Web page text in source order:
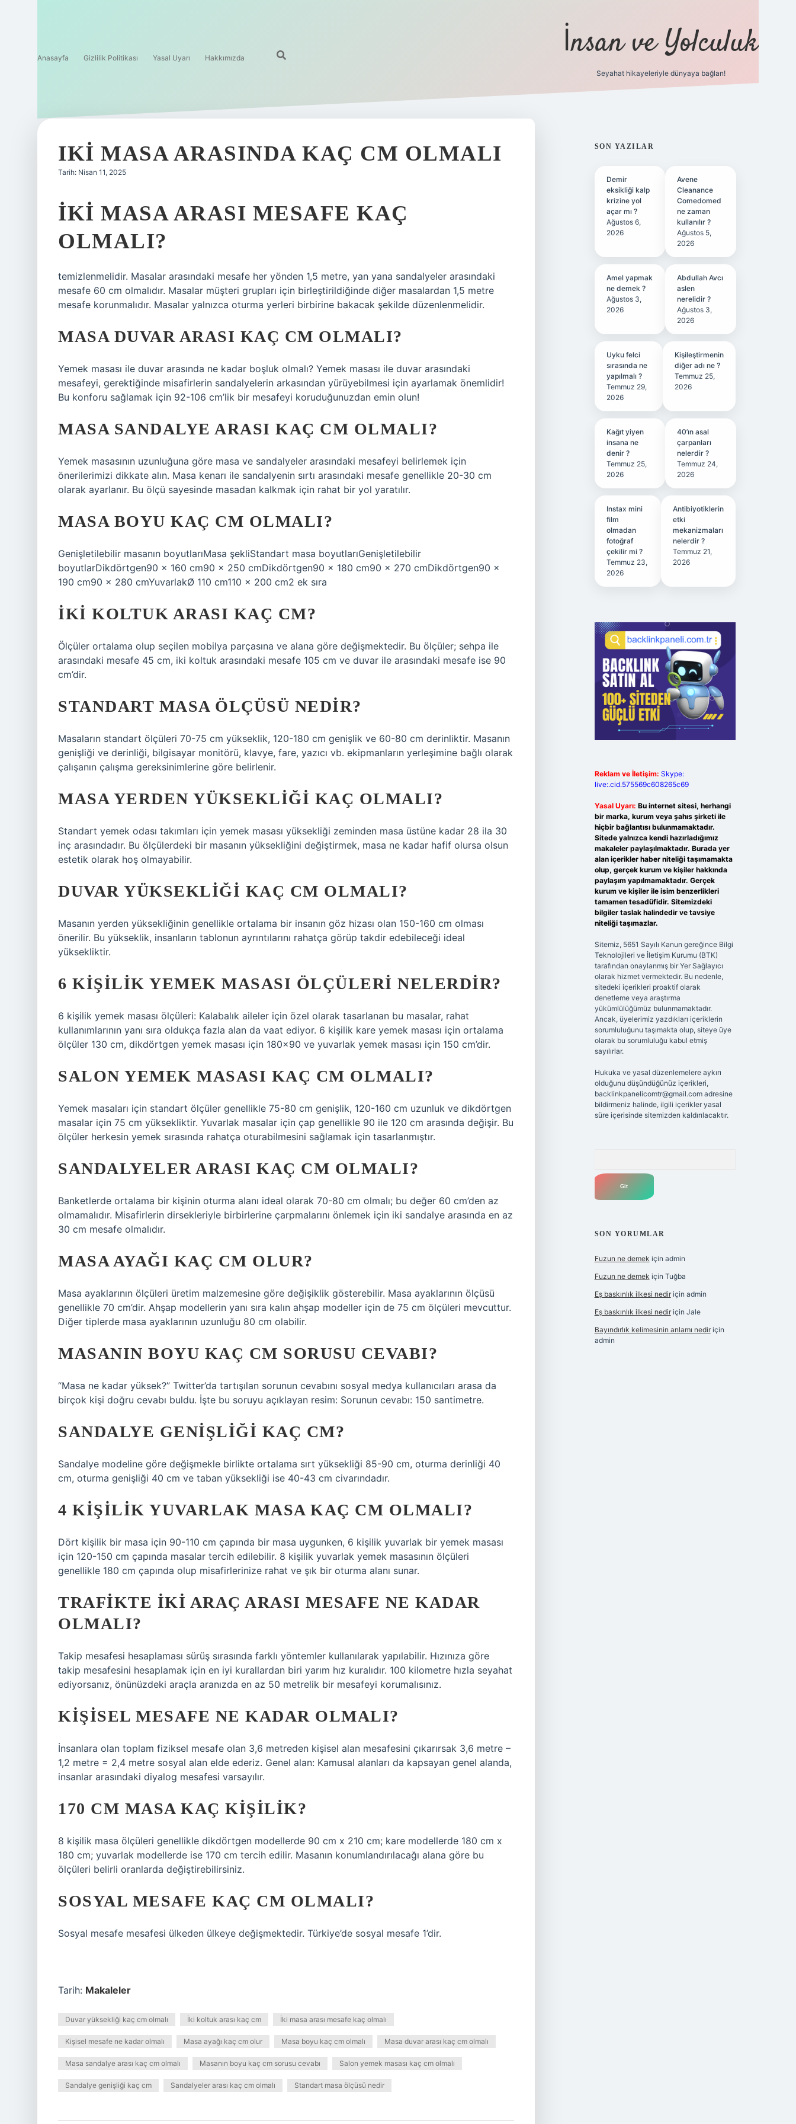
Anasayfa Gizlilik Politikası Yasal Uyarı Hakkımızda İnsan ve Yolculuk
Seyahat hikayeleriyle dünyaya bağlan!
IKI MASA ARASINDA KAÇ CM OLMALI
Tarih: Nisan 11, 2025
İKI MASA ARASI MESAFE KAÇ
OLMALI?
temizlenmelidir. Masalar arasındaki mesafe her yönden 1,5 metre, yan yana sandalyeler arasındaki
mesafe 60 cm olmalıdır. Masalar müşteri grupları için birleştirildiğinde diğer masalardan 1,5 metre
mesafe korunmalıdır. Masalar yalnızca oturma yerleri birbirine bakacak şekilde düzenlenmelidir.
MASA DUVAR ARASI KAÇ CM OLMALI?
Yemek masası ile duvar arasında ne kadar boşluk olmalı? Yemek masası ile duvar arasındaki
mesafeyi, gerektiğinde misafirlerin sandalyelerin arkasından yürüyebilmesi için ayarlamak önemlidir!
Bu konforu sağlamak için 92-106 cm’lik bir mesafeyi koruduğunuzdan emin olun!
MASA SANDALYE ARASI KAÇ CM OLMALI?
Yemek masasının uzunluğuna göre masa ve sandalyeler arasındaki mesafeyi belirlemek için
önerilerimizi dikkate alın. Masa kenarı ile sandalyenin sırtı arasındaki mesafe genellikle 20-30 cm
olarak ayarlanır. Bu ölçü sayesinde masadan kalkmak için rahat bir yol yaratılır.
MASA BOYU KAÇ CM OLMALI?
Genişletilebilir masanın boyutlarıMasa şekliStandart masa boyutlarıGenişletilebilir
boyutlarDikdörtgen90 x 160 cm90 x 250 cmDikdörtgen90 x 180 cm90 x 270 cmDikdörtgen90 x
190 cm90 x 280 cmYuvarlakØ 110 cm110 x 200 cm2 ek sıra
İKI KOLTUK ARASI KAÇ CM?
Ölçüler ortalama olup seçilen mobilya parçasına ve alana göre değişmektedir. Bu ölçüler; sehpa ile
arasındaki mesafe 45 cm, iki koltuk arasındaki mesafe 105 cm ve duvar ile arasındaki mesafe ise 90
cm’dir.
STANDART MASA ÖLÇÜSÜ NEDIR?
Masaların standart ölçüleri 70-75 cm yükseklik, 120-180 cm genişlik ve 60-80 cm derinliktir. Masanın
genişliği ve derinliği, bilgisayar monitörü, klavye, fare, yazıcı vb. ekipmanların yerleşimine bağlı olarak
çalışanın çalışma gereksinimlerine göre belirlenir.
MASA YERDEN YÜKSEKLIĞI KAÇ OLMALI?
Standart yemek odası takımları için yemek masası yüksekliği zeminden masa üstüne kadar 28 ila 30
inç arasındadır. Bu ölçülerdeki bir masanın yüksekliğini değiştirmek, masa ne kadar hafif olursa olsun
estetik olarak hoş olmayabilir.
DUVAR YÜKSEKLIĞI KAÇ CM OLMALI?
Masanın yerden yüksekliğinin genellikle ortalama bir insanın göz hizası olan 150-160 cm olması
önerilir. Bu yükseklik, insanların tablonun ayrıntılarını rahatça görüp takdir edebileceği ideal
yüksekliktir.
6 KIŞILIK YEMEK MASASI ÖLÇÜLERI NELERDIR?
6 kişilik yemek masası ölçüleri: Kalabalık aileler için özel olarak tasarlanan bu masalar, rahat
kullanımlarının yanı sıra oldukça fazla alan da vaat ediyor. 6 kişilik kare yemek masası için ortalama
ölçüler 130 cm, dikdörtgen yemek masası için 180×90 ve yuvarlak yemek masası için 150 cm’dir.
SALON YEMEK MASASI KAÇ CM OLMALI?
Yemek masaları için standart ölçüler genellikle 75-80 cm genişlik, 120-160 cm uzunluk ve dikdörtgen
masalar için 75 cm yüksekliktir. Yuvarlak masalar için çap genellikle 90 ile 120 cm arasında değişir. Bu
ölçüler herkesin yemek sırasında rahatça oturabilmesini sağlamak için tasarlanmıştır.
SANDALYELER ARASI KAÇ CM OLMALI?
Banketlerde ortalama bir kişinin oturma alanı ideal olarak 70-80 cm olmalı; bu değer 60 cm’den az
olmamalıdır. Misafirlerin dirsekleriyle birbirlerine çarpmalarını önlemek için iki sandalye arasında en az
30 cm mesafe olmalıdır.
MASA AYAĞI KAÇ CM OLUR?
Masa ayaklarının ölçüleri üretim malzemesine göre değişiklik gösterebilir. Masa ayaklarının ölçüsü
genellikle 70 cm’dir. Ahşap modellerin yanı sıra kalın ahşap modeller için de 75 cm ölçüleri mevcuttur.
Diğer tiplerde masa ayaklarının uzunluğu 80 cm olabilir.
MASANIN BOYU KAÇ CM SORUSU CEVABI?
“Masa ne kadar yüksek?” Twitter’da tartışılan sorunun cevabını sosyal medya kullanıcıları arasa da
birçok kişi doğru cevabı buldu. İşte bu soruyu açıklayan resim: Sorunun cevabı: 150 santimetre.
SANDALYE GENIŞLIĞI KAÇ CM?
Sandalye modeline göre değişmekle birlikte ortalama sırt yüksekliği 85-90 cm, oturma derinliği 40
cm, oturma genişliği 40 cm ve taban yüksekliği ise 40-43 cm civarındadır.
4 KIŞILIK YUVARLAK MASA KAÇ CM OLMALI?
Dört kişilik bir masa için 90-110 cm çapında bir masa uygunken, 6 kişilik yuvarlak bir yemek masası
için 120-150 cm çapında masalar tercih edilebilir. 8 kişilik yuvarlak yemek masasının ölçüleri
genellikle 180 cm çapında olup misafirlerinize rahat ve şık bir oturma alanı sunar.
TRAFIKTE IKI ARAÇ ARASI MESAFE NE KADAR
OLMALI?
Takip mesafesi hesaplaması sürüş sırasında farklı yöntemler kullanılarak yapılabilir. Hızınıza göre
takip mesafesini hesaplamak için en iyi kurallardan biri yarım hız kuralıdır. 100 kilometre hızla seyahat
ediyorsanız, önünüzdeki araçla aranızda en az 50 metrelik bir mesafeyi korumalısınız.
KIŞISEL MESAFE NE KADAR OLMALI?
İnsanlara olan toplam fiziksel mesafe olan 3,6 metreden kişisel alan mesafesini çıkarırsak 3,6 metre –
1,2 metre = 2,4 metre sosyal alan elde ederiz. Genel alan: Kamusal alanları da kapsayan genel alanda,
insanlar arasındaki diyalog mesafesi varsayılır.
170 CM MASA KAÇ KIŞILIK?
8 kişilik masa ölçüleri genellikle dikdörtgen modellerde 90 cm x 210 cm; kare modellerde 180 cm x
180 cm; yuvarlak modellerde ise 170 cm tercih edilir. Masanın konumlandırılacağı alana göre bu
ölçüleri belirli oranlarda değiştirebilirsiniz.
SOSYAL MESAFE KAÇ CM OLMALI?
Sosyal mesafe mesafesi ülkeden ülkeye değişmektedir. Türkiye’de sosyal mesafe 1’dir.
Tarih: Makaleler
Duvar yüksekliği kaç cm olmalı İki koltuk arası kaç cm İki masa arası mesafe kaç olmalı
Kişisel mesafe ne kadar olmalı Masa ayağı kaç cm olur Masa boyu kaç cm olmalı Masa duvar arası kaç cm olmalı
Masa sandalye arası kaç cm olmalı Masanın boyu kaç cm sorusu cevabı Salon yemek masası kaç cm olmalı
Sandalye genişliği kaç cm Sandalyeler arası kaç cm olmalı Standart masa ölçüsü nedir
SIDEBAR
SON YAZILAR
Demir
eksikliği kalp
krizine yol
açar mı ?
Ağustos 6,
2026
Avene
Cleanance
Comedomed
ne zaman
kullanılır ?
Ağustos 5,
2026
Amel yapmak
ne demek ?
Ağustos 3,
2026
Abdullah Avcı
aslen
nerelidir ?
Ağustos 3,
2026
Uyku felci
sırasında ne
yapılmalı ?
Temmuz 29,
2026
Kişileştirmenin
diğer adı ne ?
Temmuz 25,
2026
Kağıt yiyen
insana ne
denir ?
Temmuz 25,
2026
40’ın asal
çarpanları
nelerdir ?
Temmuz 24,
2026
Instax mini
film
olmadan
fotoğraf
çekilir mi ?
Temmuz 23,
2026
Antibiyotiklerin
etki
mekanizmaları
nelerdir ?
Temmuz 21,
2026
Reklam ve İletişim: Skype:
live:.cid.575569c608265c69
Yasal Uyarı: Bu internet sitesi, herhangi
bir marka, kurum veya şahıs şirketi ile
hiçbir bağlantısı bulunmamaktadır.
Sitede yalnızca kendi hazırladığımız
makaleler paylaşılmaktadır. Burada yer
alan içerikler haber niteliği taşımamakta
olup, gerçek kurum ve kişiler hakkında
paylaşım yapılmamaktadır. Gerçek
kurum ve kişiler ile isim benzerlikleri
tamamen tesadüfidir. Sitemizdeki
bilgiler taslak halindedir ve tavsiye
niteliği taşımazlar.
Sitemiz, 5651 Sayılı Kanun gereğince Bilgi
Teknolojileri ve İletişim Kurumu (BTK)
tarafından onaylanmış bir Yer Sağlayıcı
olarak hizmet vermektedir. Bu nedenle,
sitedeki içerikleri proaktif olarak
denetleme veya araştırma
yükümlülüğümüz bulunmamaktadır.
Ancak, üyelerimiz yazdıkları içeriklerin
sorumluluğunu taşımakta olup, siteye üye
olarak bu sorumluluğu kabul etmiş
sayılırlar.
Hukuka ve yasal düzenlemelere aykırı
olduğunu düşündüğünüz içerikleri,
backlinkpanelicomtr@gmail.comadresine
bildirmeniz halinde, ilgili içerikler yasal
süre içerisinde sitemizden kaldırılacaktır.
SON YORUMLAR
Fuzun ne demek için admin
Fuzun ne demek için Tuğba
Eş baskınlık ilkesi nediriçin admin
Eş baskınlık ilkesi nediriçin Jale
Bayındırlık kelimesinin anlamı nediriçin
admin